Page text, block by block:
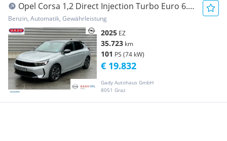
Opel Corsa 1,2 Direct Injection Turbo Euro 6.4
Corsa...
Benzin, Automatik, Gewährleistung
2025 EZ
35.723 km
101 PS (74 kW)
Gady Autohaus GmbH
8051 Graz
€ 19.832